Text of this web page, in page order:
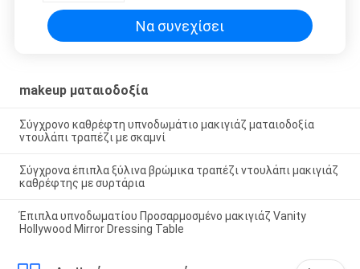
Να συνεχίσει
makeup ματαιοδοξία
Σύγχρονο καθρέφτη υπνοδωμάτιο μακιγιάζ ματαιοδοξία
ντουλάπι τραπέζι με σκαμνί
Σύγχρονα έπιπλα ξύλινα βρώμικα τραπέζι ντουλάπι μακιγιάζ
καθρέφτης με συρτάρια
Έπιπλα υπνοδωματίου Προσαρμοσμένο μακιγιάζ Vanity
Hollywood Mirror Dressing Table